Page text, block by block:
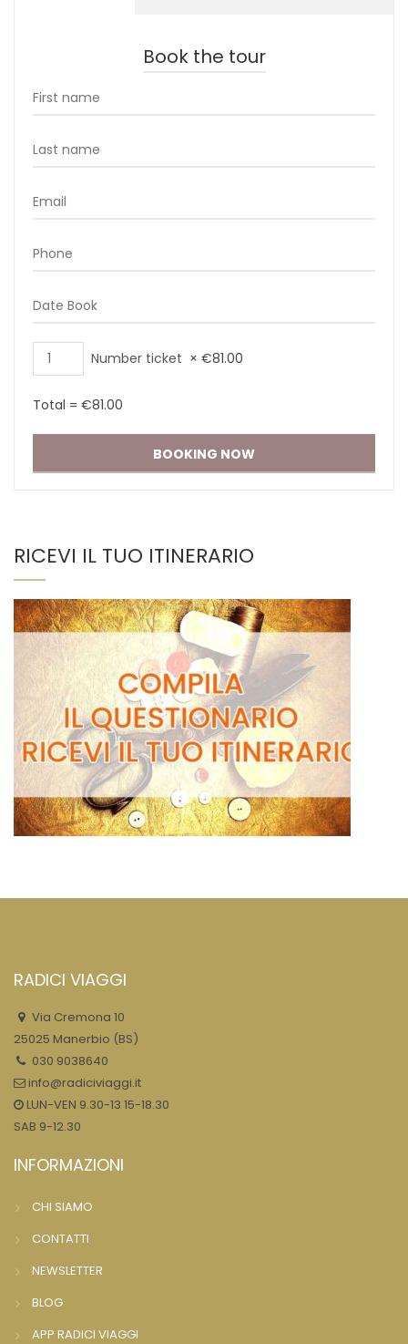
Book the tour
Number ticket × €81.00
Total = €81.00
RICEVI IL TUO ITINERARIO
RADICI VIAGGI
Via Cremona 10
25025 Manerbio (BS)
030 9038640
info@radiciviaggi.it
LUN-VEN 9.30-13 15-18.30
SAB 9-12.30
INFORMAZIONI
CHI SIAMO
CONTATTI
NEWSLETTER
BLOG
APP RADICI VIAGGI